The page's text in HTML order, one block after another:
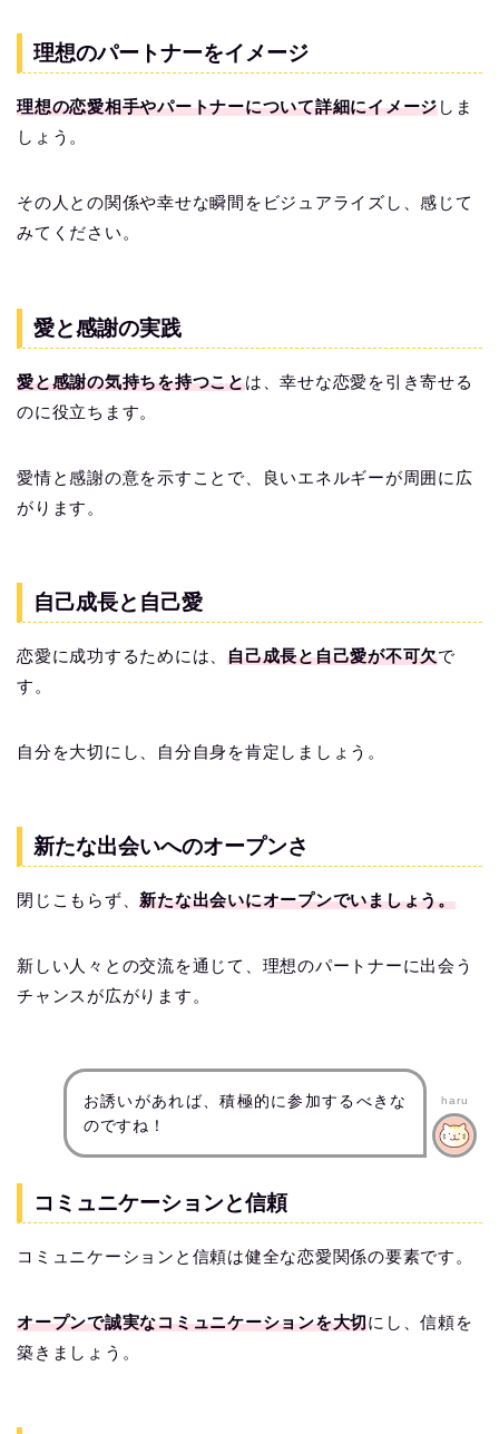
理想のパートナーをイメージ
理想の恋愛相手やパートナーについて詳細にイメージしま
しょう。
その人との関係や幸せな瞬間をビジュアライズし、感じて
みてください。
愛と感謝の実践
愛と感謝の気持ちを持つことは、幸せな恋愛を引き寄せる
のに役立ちます。
愛情と感謝の意を示すことで、良いエネルギーが周囲に広
がります。
自己成長と自己愛
恋愛に成功するためには、自己成長と自己愛が不可欠で
す。
自分を大切にし、自分自身を肯定しましょう。
新たな出会いへのオープンさ
閉じこもらず、新たな出会いにオープンでいましょう。
新しい人々との交流を通じて、理想のパートナーに出会う
チャンスが広がります。
お誘いがあれば、積極的に参加するべきな
のですね！
haru
コミュニケーションと信頼
コミュニケーションと信頼は健全な恋愛関係の要素です。
オープンで誠実なコミュニケーションを大切にし、信頼を
築きましょう。